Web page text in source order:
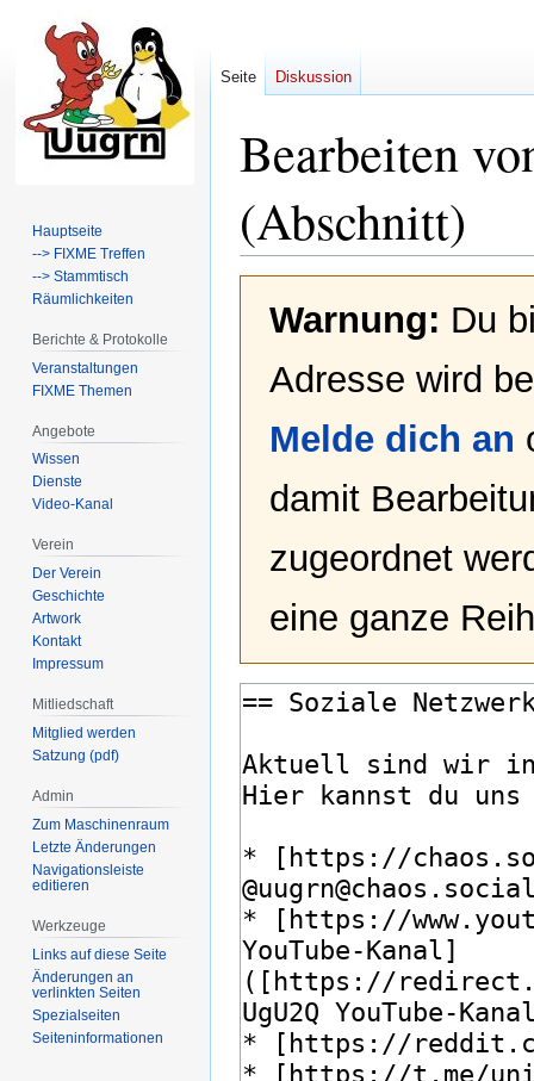
Bearbeiten
(Abschnitt)
Navigation
SucheWarnung: Du
Adresse wird
Melde dich an
damit
zugeordnet
eine ganze
Seite Diskussion
Hauptseite
--> FIXME Treffen
--> Stammtisch
Räumlichkeiten
Berichte & Protokolle
Veranstaltungen
FIXME Themen
Angebote
Wissen
Dienste
Video-Kanal
Verein
Der Verein
Geschichte
Artwork
Kontakt
Impressum
Mitliedschaft
Mitglied werden
Satzung (pdf)
Admin
Zum Maschinenraum
Letzte Änderungen
Navigationsleiste
editieren
Werkzeuge
Links auf diese Seite
Änderungen an
verlinkten Seiten
Spezialseiten
Seiten­­informationen